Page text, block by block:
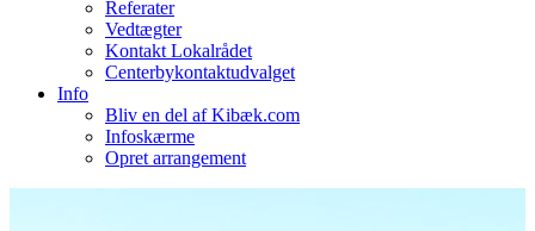
Referater
Vedtægter
Kontakt Lokalrådet
Centerbykontaktudvalget
Info
Bliv en del af Kibæk.com
Infoskærme
Opret arrangement